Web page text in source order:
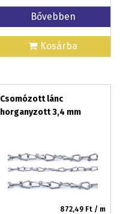
Bővebben
Kosárba
Csomózott lánc
horganyzott 3,4 mm
872,49 Ft / m